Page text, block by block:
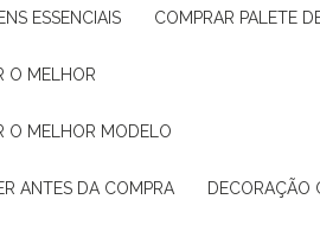
ESSENCIAIS COMPRAR PALETE
O MELHOR
O MELHOR MODELO
ANTES DA COMPRA